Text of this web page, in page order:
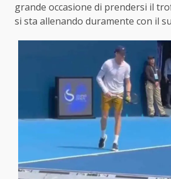
grande occasione di prendersi il
si sta allenando duramente con il